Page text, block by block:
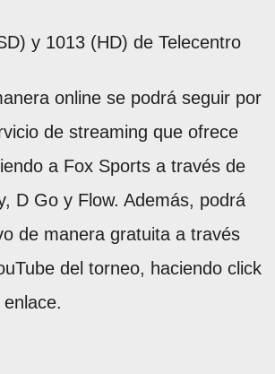
y 1013 (HD) de Telecentro
online se podrá seguir por
de streaming que ofrece
a Fox Sports a través de
D Go y Flow. Además, podrá
de manera gratuita a través
del torneo, haciendo click